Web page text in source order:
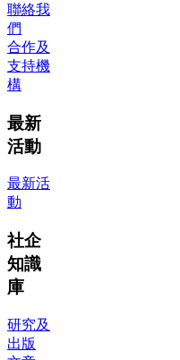
聯絡我
們
合作及
支持機
構
最新
活動
最新活
動
社企
知識
庫
研究及
出版